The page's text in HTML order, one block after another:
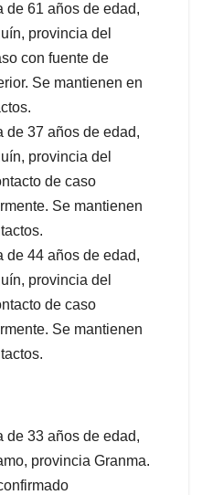
de 61 años de edad,
provincia del
con fuente de
Se mantienen en
de 37 años de edad,
provincia del
de caso
Se mantienen
de 44 años de edad,
provincia del
de caso
Se mantienen
de 33 años de edad,
provincia Granma.